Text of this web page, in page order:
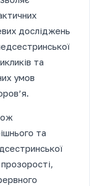
досліджень
та
умов
та